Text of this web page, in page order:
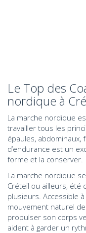
Le Top des
nordique à
La marche nordique
travailler tous les
épaules,
d’endurance est un
forme et la conserver.
La marche nordique
Créteil ou ailleurs, été
plusieurs. Accessible
mouvement naturel
propulser son corps
aident à garder un